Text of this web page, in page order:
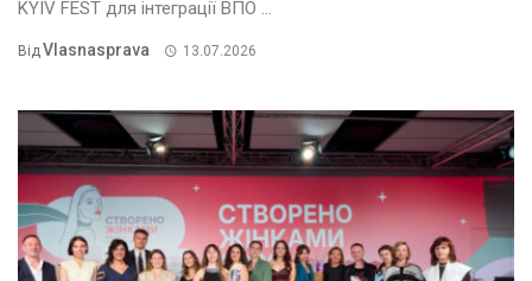
KYIV FEST для інтеграції ВПО ...
ВідVlasnasprava 13.07.2026